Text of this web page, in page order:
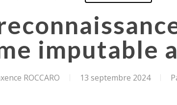
imputable
ROCCARO 13 septembre 2024